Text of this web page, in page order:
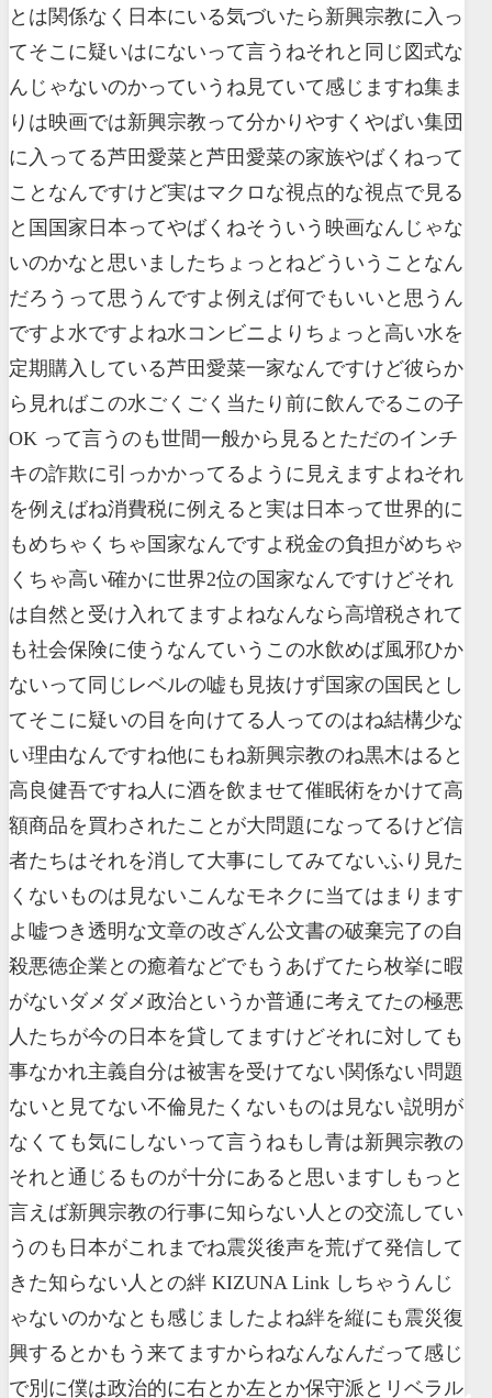
とは関係なく日本にいる気づいたら新興宗教に入っ
てそこに疑いはにないって言うねそれと同じ図式な
んじゃないのかっていうね見ていて感じますね集ま
りは映画では新興宗教って分かりやすくやばい集団
に入ってる芦田愛菜と芦田愛菜の家族やばくねって
ことなんですけど実はマクロな視点的な視点で見る
と国国家日本ってやばくねそういう映画なんじゃな
いのかなと思いましたちょっとねどういうことなん
だろうって思うんですよ例えば何でもいいと思うん
ですよ水ですよね水コンビニよりちょっと高い水を
定期購入している芦田愛菜一家なんですけど彼らか
ら見ればこの水ごくごく当たり前に飲んでるこの子
OK って言うのも世間一般から見るとただのインチ
キの詐欺に引っかかってるように見えますよねそれ
を例えばね消費税に例えると実は日本って世界的に
もめちゃくちゃ国家なんですよ税金の負担がめちゃ
くちゃ高い確かに世界2位の国家なんですけどそれ
は自然と受け入れてますよねなんなら高増税されて
も社会保険に使うなんていうこの水飲めば風邪ひか
ないって同じレベルの嘘も見抜けず国家の国民とし
てそこに疑いの目を向けてる人ってのはね結構少な
い理由なんですね他にもね新興宗教のね黒木はると
高良健吾ですね人に酒を飲ませて催眠術をかけて高
額商品を買わされたことが大問題になってるけど信
者たちはそれを消して大事にしてみてないふり見た
くないものは見ないこんなモネクに当てはまります
よ嘘つき透明な文章の改ざん公文書の破棄完了の自
殺悪徳企業との癒着などでもうあげてたら枚挙に暇
がないダメダメ政治というか普通に考えてたの極悪
人たちが今の日本を貸してますけどそれに対しても
事なかれ主義自分は被害を受けてない関係ない問題
ないと見てない不倫見たくないものは見ない説明が
なくても気にしないって言うねもし青は新興宗教の
それと通じるものが十分にあると思いますしもっと
言えば新興宗教の行事に知らない人との交流してい
うのも日本がこれまでね震災後声を荒げて発信して
きた知らない人との絆 KIZUNA Link しちゃうんじ
ゃないのかなとも感じましたよね絆を縦にも震災復
興するとかもう来てますからねなんなんだって感じ
で別に僕は政治的に右とか左とか保守派とリベラル